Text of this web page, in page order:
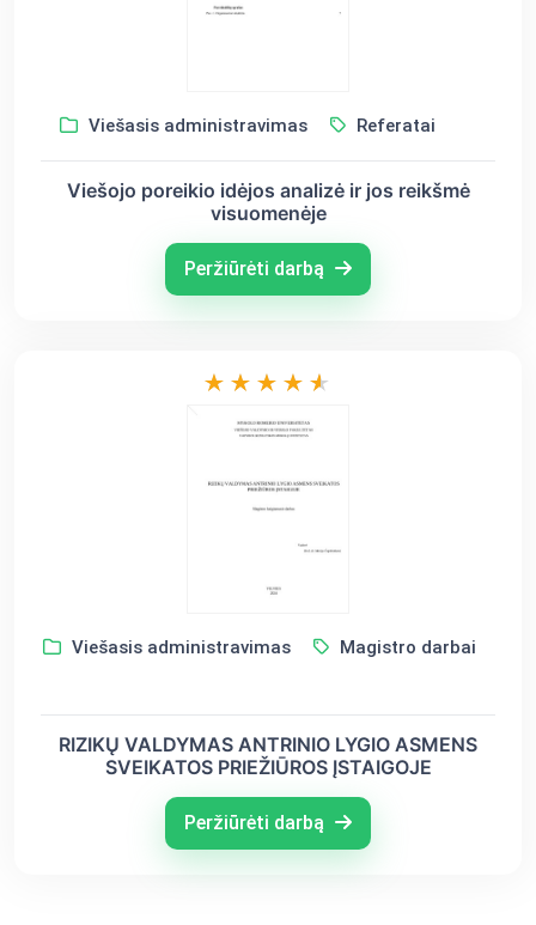
Viešasis administravimas Referatai
Viešojo poreikio idėjos analizė ir jos reikšmė
visuomenėje
Peržiūrėti darbą
Viešasis administravimas Magistro darbai
RIZIKŲ VALDYMAS ANTRINIO LYGIO ASMENS
SVEIKATOS PRIEŽIŪROS ĮSTAIGOJE
Peržiūrėti darbą